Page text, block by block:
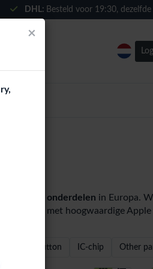
DHL: Besteld voor 19:30,
2020) onderdelen in Europa.
met hoogwaardige Apple
Home Button IC-chip Other
×